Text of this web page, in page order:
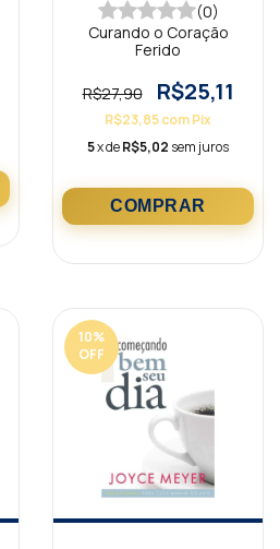
(0)
Curando o Coração
Ferido
R$27,90 R$25,11
R$23,85comPix
5x deR$5,02 sem juros
10%
OFF